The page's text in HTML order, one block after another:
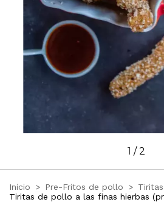
1 /2
Inicio > Pre-Fritos de pollo >
Tiritas de pollo a las finas hierbas